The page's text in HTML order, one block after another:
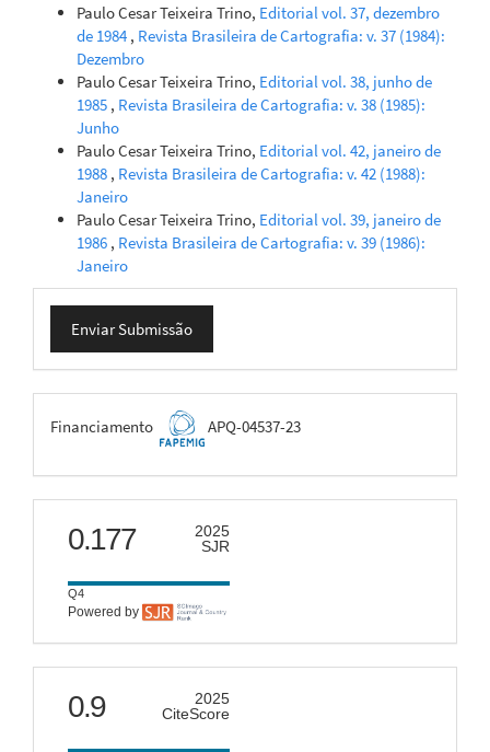
Paulo Cesar Teixeira Trino, Editorial vol. 37, dezembro
de 1984 , Revista Brasileira de Cartografia: v. 37 (1984):
Dezembro
Paulo Cesar Teixeira Trino, Editorial vol. 38, junho de
1985 , Revista Brasileira de Cartografia: v. 38 (1985):
Junho
Paulo Cesar Teixeira Trino, Editorial vol. 42, janeiro de
1988 , Revista Brasileira de Cartografia: v. 42 (1988):
Janeiro
Paulo Cesar Teixeira Trino, Editorial vol. 39, janeiro de
1986 , Revista Brasileira de Cartografia: v. 39 (1986):
Janeiro
Enviar
Submissão
Enviar Submissão
FAPEMIG
Financiamento APQ-04537-23
scimago
0.177
2025
SJR
Q4
Powered by
citescore
0.9
2025
CiteScore